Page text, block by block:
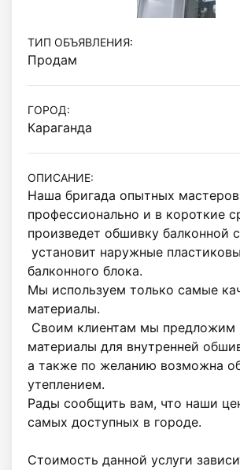
ТИП ОБЪЯВЛЕНИЯ:
Продам
ГОРОД:
Караганда
ОПИСАНИЕ:
Наша бригада опытных
профессионально и в короткие
произведет обшивку балконной
балконного блока.
Мы используем только самые
материалы.
материалы для внутренней
а также по желанию возможна
утеплением.
Рады сообщить вам, что наши
самых доступных в городе.
Стоимость данной услуги